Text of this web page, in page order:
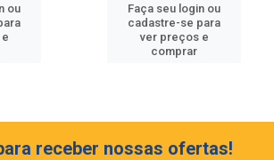
ou
Faça seu login ou
cadastre-se para
ver preços e
comprar
receber nossas ofertas!